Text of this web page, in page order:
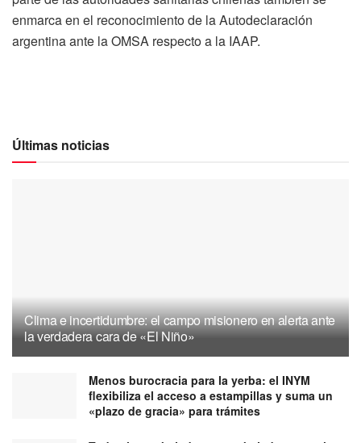
enmarca en el reconocimiento de la Autodeclaración
argentina ante la OMSA respecto a la IAAP.
Últimas noticias
Clima e incertidumbre: el campo misionero en alerta ante
la verdadera cara de «El Niño»
Menos burocracia para la yerba: el INYM
flexibiliza el acceso a estampillas y suma un
«plazo de gracia» para trámites